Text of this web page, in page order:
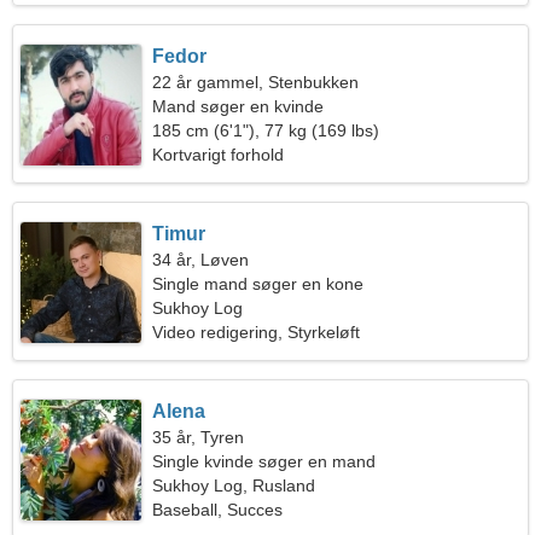
Fedor
22 år gammel, Stenbukken
Mand søger en kvinde
185 cm (6'1"), 77 kg (169 lbs)
Kortvarigt forhold
Timur
34 år, Løven
Single mand søger en kone
Sukhoy Log
Video redigering, Styrkeløft
Alena
35 år, Tyren
Single kvinde søger en mand
Sukhoy Log, Rusland
Baseball, Succes